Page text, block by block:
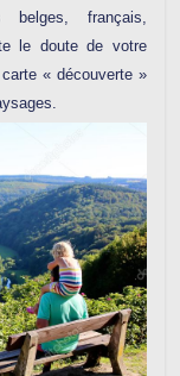
belges, français,
le doute de votre
« découverte »